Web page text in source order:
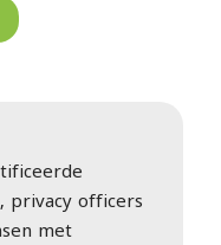
privacy officers
met